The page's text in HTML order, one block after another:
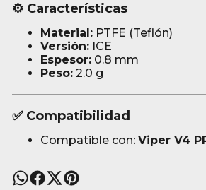
⚙️ Características
Material:PTFE (Teflón)
Versión:ICE
Espesor:0.8 mm
Peso:2.0 g
✅ Compatibilidad
Compatible con: Viper V4